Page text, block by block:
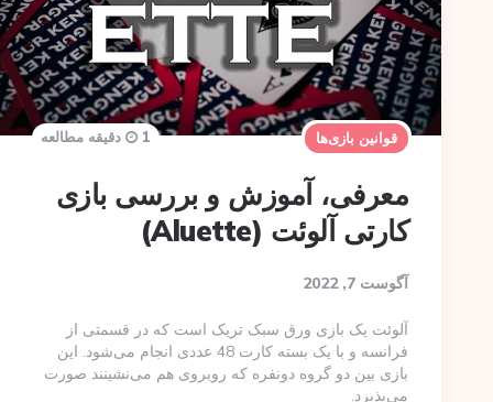
قوانین بازی‌ها
معرفی، آموزش و بررسی بازی
کارتی آلوئت (Aluette)
آگوست 7, 2022
1 دقیقه مطالعه
آلوئت یک بازی ورق سبک تریک است که در قسمتی از
فرانسه و با یک بسته کارت 48 عددی انجام می‌شود. این
بازی بین دو گروه دونفره که روبروی هم می‌نشینند صورت
می‌پذیرد.